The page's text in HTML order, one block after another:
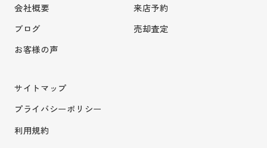
会社概要
ブログ
お客様の声
来店予約
売却査定
サイトマップ
プライバシーポリシー
利用規約